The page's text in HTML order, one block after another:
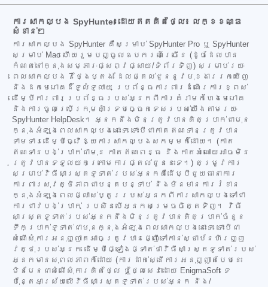
ការសាកល្បង SpyHunter ដោយឥតគិតថ្លៃ៖ លក្ខខណ្ឌ
សំខាន់ៗ
ការសាកល្បង SpyHunter គឺសម្រាប់ SpyHunter Pro ឬ SpyHunter
សម្រាប់ Mac ហើយរួមបញ្ចូលឧបករណ៍ច្រើន (ដូចដែលបាន
កំណត់នៅក្នុងសម្ភារៈផ្សព្វផ្សាយ/ទំព័រទិញ) សម្រាប់រយៈ
ពេលសាកល្បង 7 ថ្ងៃម្តង ដែលផ្តល់ជូននូវមុខងាររកឃើញ
និងដកមេរោគដ៏ទូលំទូលាយ ប្រព័ន្ធការពារដំណើរការខ្ពស់
ដើម្បីការពារប្រព័ន្ធរបស់អ្នកពីការគំរាមកំហែងមេរោគ
និងការចូលប្រើក្រុមគាំទ្របច្ចេកទេសរបស់យើងតាមរយៈ
SpyHunter HelpDesk។ អ្នកនឹងមិនត្រូវបានគិតប្រាក់ជាមុន
ក្នុងអំឡុងពេលសាកល្បងនោះទេ ទោះបីជាកាតឥណទានត្រូវបាន
ទាមទារដើម្បីធ្វើឱ្យការសាកល្បងសកម្មក៏ដោយ។ (កាត
ឥណទានបង់ប្រាក់ជាមុន កាតឥណពន្ធ និងកាតអំណោយអាចមិន
ត្រូវបានទទួលយកក្រោមការផ្តល់ជូននេះទេ។) តម្រូវការ
សម្រាប់វិធីសាស្ត្រទូទាត់របស់អ្នកគឺដើម្បីជួយធានាការ
ការពារសុវត្ថិភាពជាបន្តបន្ទាប់ និងមិនមានការរំខាន
ក្នុងអំឡុងពេលផ្លាស់ប្តូររបស់អ្នកពីការសាកល្បងទៅជា
ការជាវបង់ប្រាក់ ប្រសិនបើអ្នកសម្រេចចិត្តទិញ។ វិធី
សាស្ត្រទូទាត់របស់អ្នកនឹងមិនត្រូវបានគិតប្រាក់ចំនួន
ទឹកប្រាក់ទូទាត់ជាមុនក្នុងអំឡុងពេលសាកល្បងនោះទេ ទោះបីជា
សំណើសុំការអនុញ្ញាតអាចត្រូវបានផ្ញើទៅកាន់ស្ថាប័នហិរញ្ញ
វត្ថុរបស់អ្នក ដើម្បីផ្ទៀងផ្ទាត់ថាវិធីសាស្ត្រទូទាត់របស់
អ្នកមានសុពលភាពក៏ដោយ (ការដាក់ស្នើការអនុញ្ញាតបែបនេះ
មិនមែនជាសំណើសុំការគិតថ្លៃ ឬថ្លៃសេវាដោយ EnigmaSoft ទេ
ប៉ុន្តែអាស្រ័យលើវិធីសាស្ត្រទូទាត់របស់អ្នក និង/